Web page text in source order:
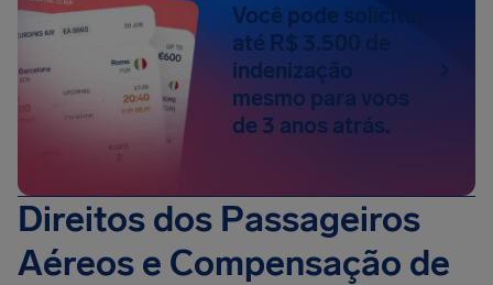
Você pode solicitar
até R$ 3.500 de
indenização
mesmo para voos
de 3 anos atrás.
Direitos dos Passageiros
Aéreos e Compensação de